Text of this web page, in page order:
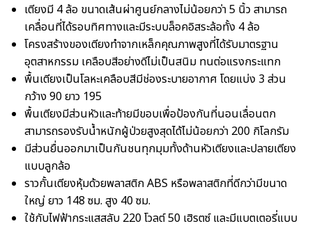
เตียงมี 4 ล้อ ขนาดเส้นผ่าศูนย์กลางไม่น้อยกว่า 5 นิ้ว สามารถ
เคลื่อนที่ได้รอบทิศทางและมีระบบล็อคอิสระล้อทั้ง 4 ล้อ
โครงสร้างของเตียงทำจากเหล็กคุณภาพสูงที่ได้รับมาตรฐาน
อุตสาหกรรม เคลือบสีอย่างดีไม่เป็นสนิม ทนต่อแรงกระแทก
พื้นเตียงเป็นโลหะเคลือบสีมีช่องระบายอากาศ โดยแบ่ง 3 ส่วน
กว้าง 90 ยาว 195
พื้นเตียงมีส่วนหัวและท้ายมีขอบเพื่อป้องกันที่นอนเลื่อนตก
สามารถรองรับน้ำหนักผู้ป่วยสูงสุดได้ไม่น้อยกว่า 200 กิโลกรัม
มีส่วนยื่นออกมาเป็นกันชนทุกมุมทั้งด้านหัวเตียงและปลายเตียง
แบบลูกล้อ
ราวกั้นเตียงหุ้มด้วยพลาสติก ABS หรือพลาสติกที่ดีกว่ามีขนาด
ใหญ่ ยาว 148 ซม. สูง 40 ซม.
ใช้กับไฟฟ้ากระแสสลับ 220 โวลต์ 50 เฮิรตซ์ และมีแบตเตอรี่แบบ